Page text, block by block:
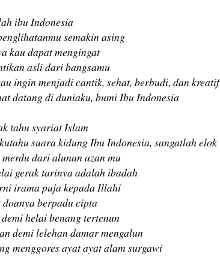
ibu Indonesia
semakin asing
kau dapat mengingat
asli dari bangsamu
ingin menjadi cantik, sehat, berbudi, dan kreatif
datang di duniaku, bumi Ibu Indonesia
tahu syariat Islam
suara kidung Ibu Indonesia, sangatlah elok
dari alunan azan mu
gerak tarinya adalah ibadah
irama puja kepada Illahi
doanya berpadu cipta
helai benang tertenun
demi lelehan damar mengalun
menggores ayat ayat alam surgawi